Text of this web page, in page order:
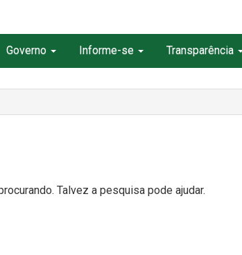
Governo Informe-se Transparência
Talvez a pesquisa pode ajudar.